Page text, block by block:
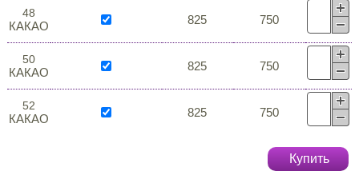
48
КАКАО 825 750
50
КАКАО 825 750
52
КАКАО 825 750
Купить